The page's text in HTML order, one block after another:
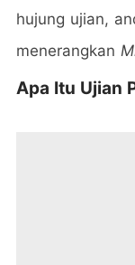
hujung ujian,
menerangkan
Apa Itu Ujian